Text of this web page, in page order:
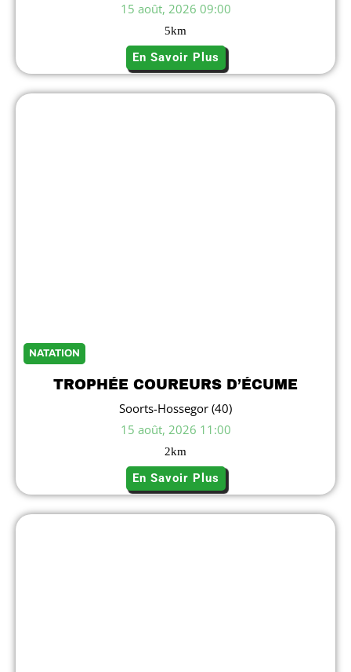
15 août, 2026 09:00
5km
En Savoir Plus
NATATION
TROPHÉE COUREURS D’ÉCUME
Soorts-Hossegor (40)
15 août, 2026 11:00
2km
En Savoir Plus